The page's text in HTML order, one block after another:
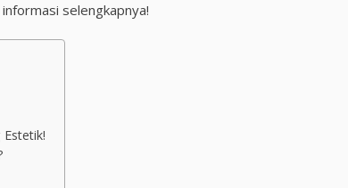
selengkapnya!